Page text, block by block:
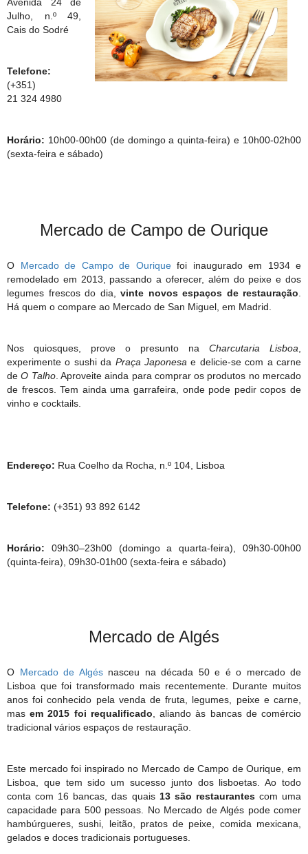
Avenida 24 de
Julho, n.º 49,
Cais do Sodré
Telefone:
(+351)
21 324 4980
Horário: 10h00-00h00 (de domingo a quinta-feira) e 10h00-02h00
(sexta-feira e sábado)
Mercado de Campo de Ourique
O Mercado de Campo de Ouriquefoi inaugurado em 1934 e
remodelado em 2013, passando a oferecer, além do peixe e dos
legumes frescos do dia, vinte novos espaços de restauração.
Há quem o compare ao Mercado de San Miguel, em Madrid.
Nos quiosques, prove o presunto na Charcutaria Lisboa,
experimente o sushi da Praça Japonesa e delicie-se com a carne
deO Talho. Aproveite ainda para comprar os produtos no mercado
de frescos. Tem ainda uma garrafeira, onde pode pedir copos de
vinho e cocktails.
Endereço: Rua Coelho da Rocha, n.º 104, Lisboa
Telefone: (+351) 93 892 6142
Horário: 09h30–23h00 (domingo a quarta-feira), 09h30-00h00
(quinta-feira), 09h30-01h00 (sexta-feira e sábado)
Mercado de Algés
O Mercado de Algésnasceu na década 50 e é o mercado de
Lisboa que foi transformado mais recentemente. Durante muitos
anos foi conhecido pela venda de fruta, legumes, peixe e carne,
masem 2015 foi requalificado, aliando às bancas de comércio
tradicional vários espaços de restauração.
Este mercado foi inspirado no Mercado de Campo de Ourique, em
Lisboa, que tem sido um sucesso junto dos lisboetas. Ao todo
conta com 16 bancas, das quais 13 são restaurantescom uma
capacidade para 500 pessoas. No Mercado de Algés pode comer
hambúrgueres, sushi, leitão, pratos de peixe, comida mexicana,
gelados e doces tradicionais portugueses.